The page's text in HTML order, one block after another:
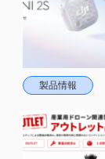
製品情報